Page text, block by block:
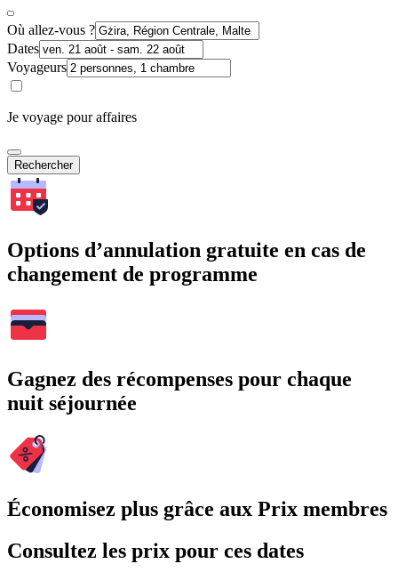
Où allez-vous ?
Dates
Voyageurs
Je voyage pour affaires
Rechercher
Options d’annulation gratuite en cas de
changement de programme
Gagnez des récompenses pour chaque
nuit séjournée
Économisez plus grâce aux Prix membres
Consultez les prix pour ces dates